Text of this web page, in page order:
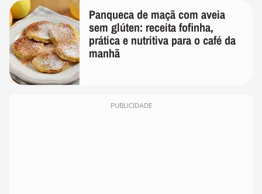
Panqueca de maçã com aveia
sem glúten: receita fofinha,
prática e nutritiva para o café da
manhã
PUBLICIDADE